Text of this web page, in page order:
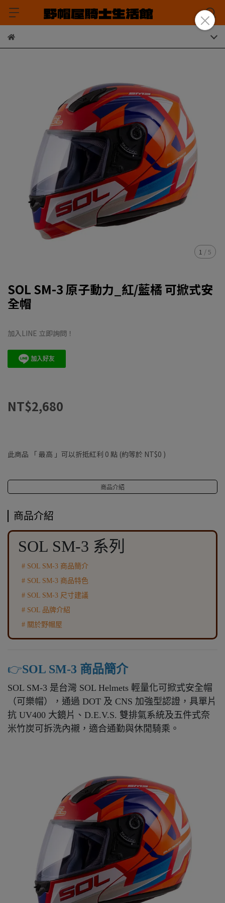
1 /5
SOL SM-3 原子動力_紅/藍橘 可掀式安
全帽
加入LINE 立即詢問！
NT$2,680
此商品 「 最高 」可以折抵紅利 0 點 (約等於 NT$0 )
商品介紹
商品介紹
SOL SM-3 系列
# SOL SM-3 商品簡介
# SOL SM-3 商品特色
# SOL SM-3 尺寸建議
# SOL 品牌介紹
# 關於野帽屋
👉️SOL SM-3 商品簡介
SOL SM-3 是台灣 SOL Helmets 輕量化可掀式安全帽
（可樂帽），通過 DOT 及 CNS 加強型認證，具單片
抗 UV400 大鏡片、D.E.V.S. 雙排氣系統及五件式奈
米竹炭可拆洗內襯，適合通勤與休閒騎乘。